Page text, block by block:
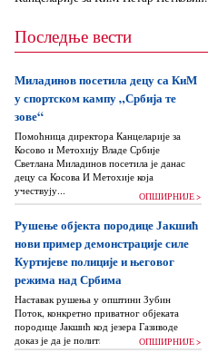
Последње вести
Миладинов посетила децу са КиМ
у спортском кампу „Србија те
зове“
Помоћница директора Канцеларије за
Косово и Метохију Владе Србије
Светлана Миладинов посетила је данас
децу са Косова И Метохије која
учествују...
ОПШИРНИЈЕ >
Рушење објекта породице Јакшић
нови пример демонстрације силе
Куртијеве полиције и његовог
режима над Србима
Наставак рушења у општини Зубин
Поток, конкретно приватног објеката
породице Јакшић код језера Газиводе
доказ је да је политика Аљбина Куртија...
ОПШИРНИЈЕ >